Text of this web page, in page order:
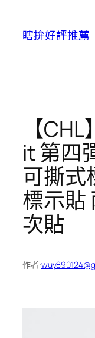
瞎拚好評推薦
【
it 第四
可撕式
標示貼
次貼
作者: